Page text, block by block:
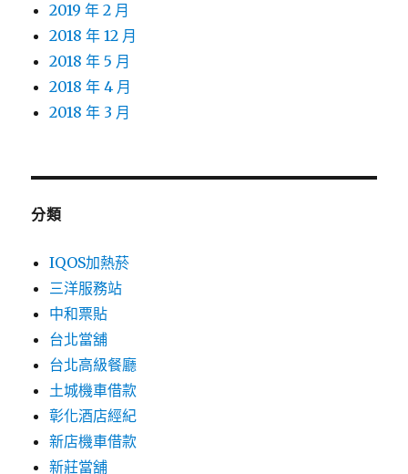
2019 年 2 月
2018 年 12 月
2018 年 5 月
2018 年 4 月
2018 年 3 月
分類
IQOS加熱菸
三洋服務站
中和票貼
台北當舖
台北高級餐廳
土城機車借款
彰化酒店經紀
新店機車借款
新莊當舖